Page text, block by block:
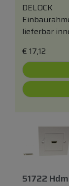
DELOCK
lieferbar
€ 17,12
51722